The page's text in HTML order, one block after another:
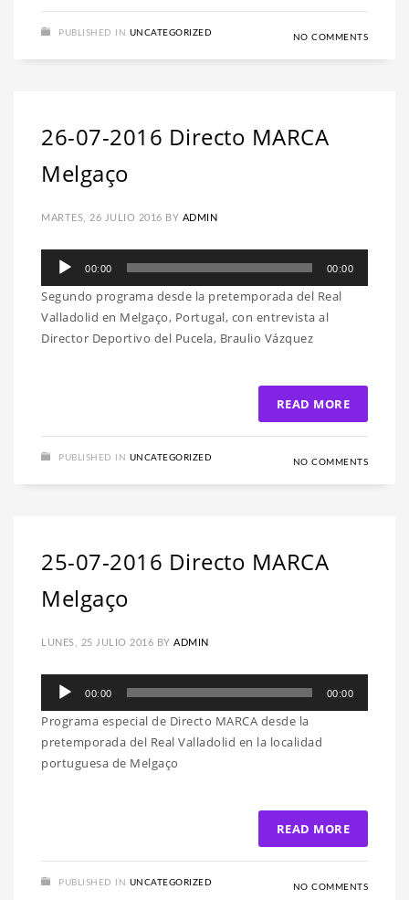
PUBLISHED IN UNCATEGORIZED NO COMMENTS
26-07-2016 Directo MARCA
Melgaço
MARTES, 26 JULIO 2016 BY ADMIN
Reproductor
audio
00:00 00:00
Segundo programa desde la pretemporada del Real
Valladolid en Melgaço, Portugal, con entrevista al
Director Deportivo del Pucela, Braulio Vázquez
READ MORE
PUBLISHED IN UNCATEGORIZED NO COMMENTS
25-07-2016 Directo MARCA
Melgaço
LUNES, 25 JULIO 2016 BY ADMIN
Reproductor
audio
00:00 00:00
Programa especial de Directo MARCA desde la
pretemporada del Real Valladolid en la localidad
portuguesa de Melgaço
READ MORE
PUBLISHED IN UNCATEGORIZED NO COMMENTS